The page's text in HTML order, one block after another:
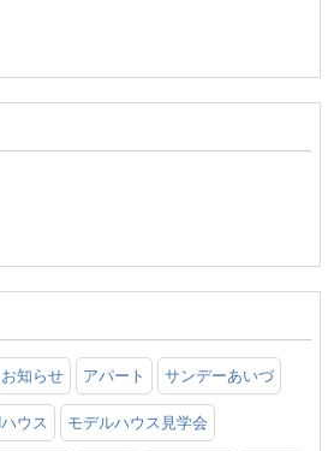
お知らせ アパート サンデーあいづ
ウス モデルハウス見学会